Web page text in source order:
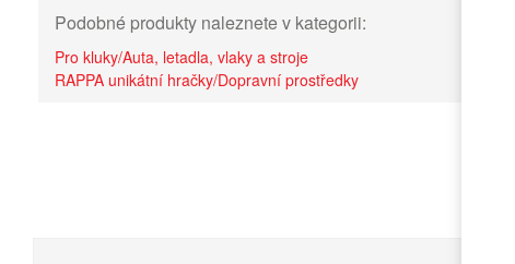
Podobné produkty naleznete v kategorii:
Pro kluky/Auta, letadla, vlaky a stroje
RAPPA unikátní hračky/Dopravní prostředky